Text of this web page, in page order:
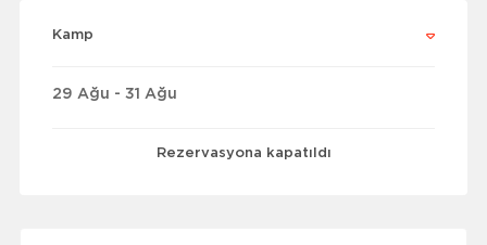
Kamp
29 Ağu - 31 Ağu
Rezervasyona kapatıldı